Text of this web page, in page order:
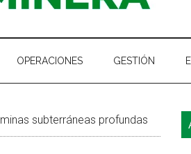
OPERACIONES GESTIÓN
subterráneas profundas